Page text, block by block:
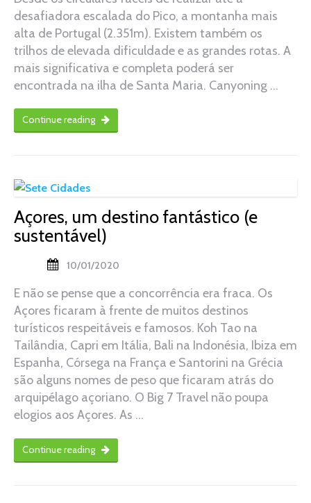
desafiadora escalada do Pico, a montanha mais
alta de Portugal (2.351m). Existem também os
trilhos de elevada dificuldade e as grandes rotas. A
mais significativa e completa poderá ser
encontrada na ilha de Santa Maria. Canyoning …
Continue reading
Açores, um destino fantástico (e
sustentável)
10/01/2020
E não se pense que a concorrência era fraca. Os
Açores ficaram à frente de muitos destinos
turísticos respeitáveis e famosos. Koh Tao na
Tailândia, Capri em Itália, Bali na Indonésia, Ibiza em
Espanha, Córsega na França e Santorini na Grécia
são alguns nomes de peso que ficaram atrás do
arquipélago açoriano. O Big 7 Travel não poupa
elogios aos Açores. As …
Continue reading